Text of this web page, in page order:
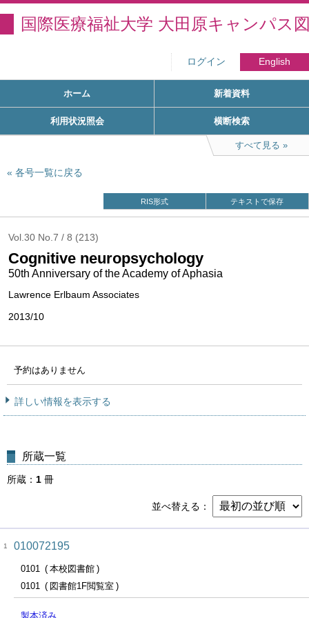
国際医療福祉大学 大田原キャンパス
ログイン English
ホーム 新着資料
利用状況照会 横断検索
すべて見る
各号一覧に戻る
RIS形式 テキストで保存
Vol.30 No.7 / 8 (213)
Cognitive neuropsychology
50th Anniversary of the Academy of Aphasia
Lawrence Erlbaum Associates
2013/10
予約はありません
詳しい情報を表示する
所蔵一覧
所蔵 1 冊
並べ替える
1 010072195
0101
本校図書館
0101
図書館1F閲覧室
製本済み